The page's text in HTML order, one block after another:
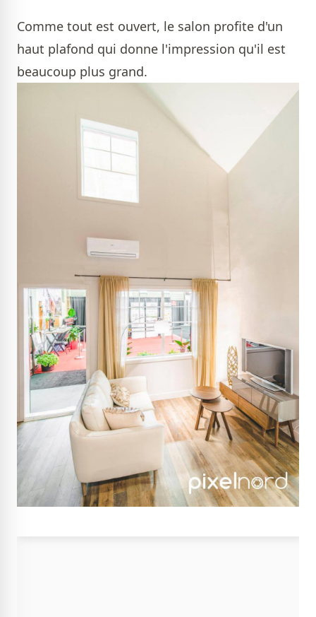
Comme tout est ouvert, le salon profite d'un
haut plafond qui donne l'impression qu'il est
beaucoup plus grand.